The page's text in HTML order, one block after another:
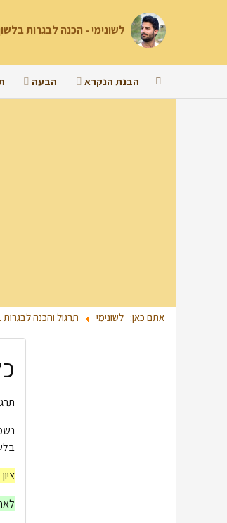
לשונימי - הכנה לבגרות
הבנת הנקרא הבעה
אתם כאן: לשונימי תרגול והכנה לבגרות
ציון